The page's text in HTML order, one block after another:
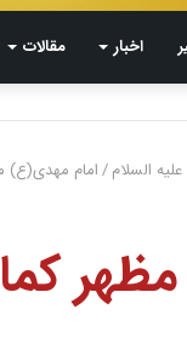
اخبار مقالات
السلام/امام مهدی(ع)